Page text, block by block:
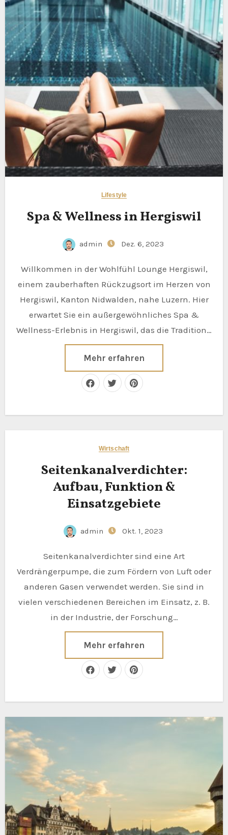
Lifestyle
Spa & Wellness in Hergiswil
admin Dez. 6, 2023
Willkommen in der Wohlfühl Lounge Hergiswil,
einem zauberhaften Rückzugsort im Herzen von
Hergiswil, Kanton Nidwalden, nahe Luzern. Hier
erwartet Sie ein außergewöhnliches Spa &
Wellness-Erlebnis in Hergiswil, das die Tradition…
Mehr erfahren
Wirtschaft
Seitenkanalverdichter:
Aufbau, Funktion &
Einsatzgebiete
admin Okt. 1, 2023
Seitenkanalverdichter sind eine Art
Verdrängerpumpe, die zum Fördern von Luft oder
anderen Gasen verwendet werden. Sie sind in
vielen verschiedenen Bereichen im Einsatz, z. B.
in der Industrie, der Forschung…
Mehr erfahren